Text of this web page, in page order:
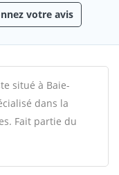
votre avis
situé à Baie-
dans la
Fait partie du